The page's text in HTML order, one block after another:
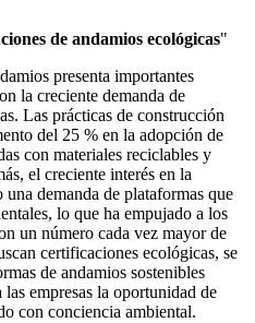
de andamios ecológicas"
presenta importantes
la creciente demanda de
Las prácticas de construcción
del 25 % en la adopción de
con materiales reciclables y
el creciente interés en la
demanda de plataformas que
lo que ha empujado a los
un número cada vez mayor de
certificaciones ecológicas, se
de andamios sostenibles
empresas la oportunidad de
con conciencia ambiental.